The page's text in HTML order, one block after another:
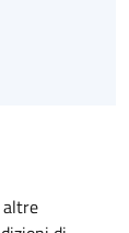
altre